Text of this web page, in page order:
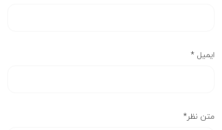
ایمیل *
متن نظر*